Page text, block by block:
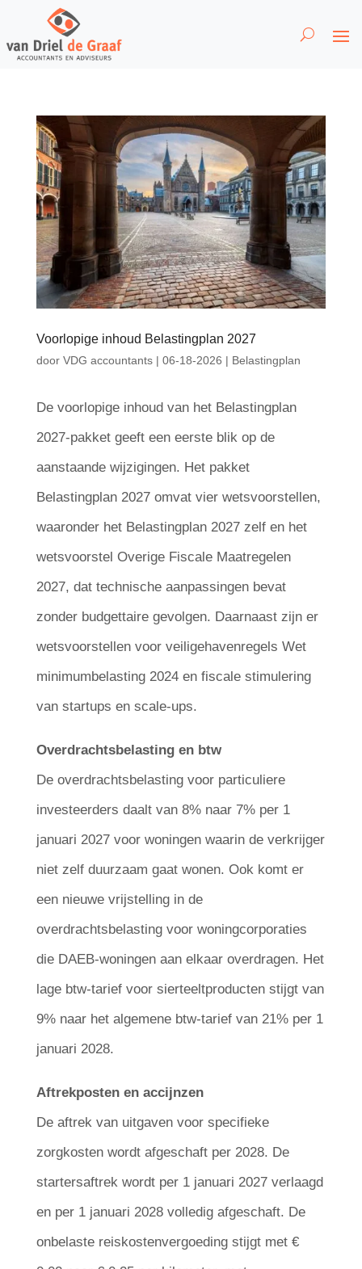
Voorlopige inhoud Belastingplan 2027
door VDG accountants| 06-18-2026 | Belastingplan
De voorlopige inhoud van het Belastingplan
2027-pakket geeft een eerste blik op de
aanstaande wijzigingen. Het pakket
Belastingplan 2027 omvat vier wetsvoorstellen,
waaronder het Belastingplan 2027 zelf en het
wetsvoorstel Overige Fiscale Maatregelen
2027, dat technische aanpassingen bevat
zonder budgettaire gevolgen. Daarnaast zijn er
wetsvoorstellen voor veiligehavenregels Wet
minimumbelasting 2024 en fiscale stimulering
van startups en scale-ups.
Overdrachtsbelasting en btw
De overdrachtsbelasting voor particuliere
investeerders daalt van 8% naar 7% per 1
januari 2027 voor woningen waarin de verkrijger
niet zelf duurzaam gaat wonen. Ook komt er
een nieuwe vrijstelling in de
overdrachtsbelasting voor woningcorporaties
die DAEB-woningen aan elkaar overdragen. Het
lage btw-tarief voor sierteeltproducten stijgt van
9% naar het algemene btw-tarief van 21% per 1
januari 2028.
Aftrekposten en accijnzen
De aftrek van uitgaven voor specifieke
zorgkosten wordt afgeschaft per 2028. De
startersaftrek wordt per 1 januari 2027 verlaagd
en per 1 januari 2028 volledig afgeschaft. De
onbelaste reiskostenvergoeding stijgt met €